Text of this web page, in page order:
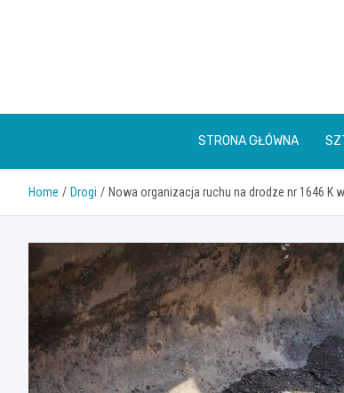
STRONA GŁÓWNA
Home Drogi Nowa organizacja ruchu na drodze nr 1646 K